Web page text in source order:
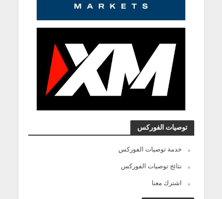
توصيات الفوركس
خدمة توصيات الفوركس
نتائج توصيات الفوركس
اشترك معنا